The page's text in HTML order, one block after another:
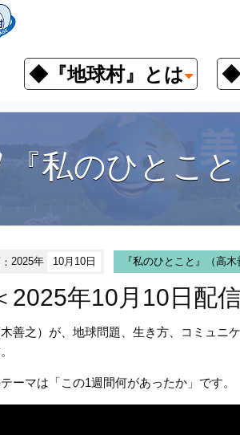
◆『地球村』とは ◆
お知らせ 『私のひとこと』（高
『私のひとこ
2025年 10月10日 『私のひとこと』（高木
年10月10日配
善之）が、地球問題、生き方、コミュニ
ーマは「この1週間何があったか」です。